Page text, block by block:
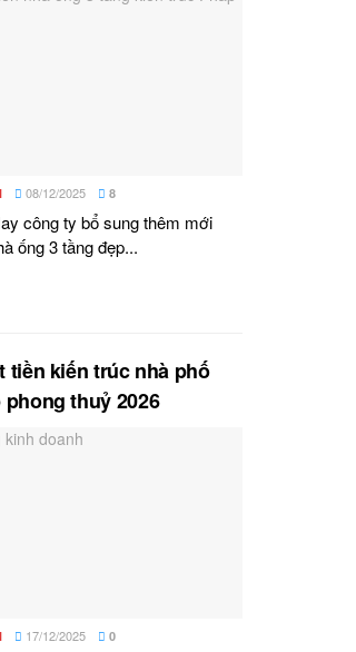
08/12/2025 8
công ty bổ sung thêm mới
ống 3 tầng đẹp...
tiền kiến trúc nhà phố
thuỷ 2026
17/12/2025 0